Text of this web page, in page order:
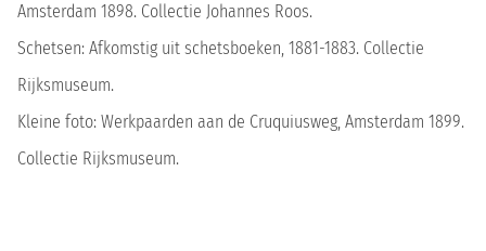
Amsterdam 1898. Collectie Johannes Roos.
Schetsen: Afkomstig uit schetsboeken, 1881-1883. Collectie
Rijksmuseum.
Kleine foto: Werkpaarden aan de Cruquiusweg, Amsterdam 1899.
Collectie Rijksmuseum.